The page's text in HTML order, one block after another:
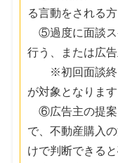
る言動をされる方
⑤過度に面談ス
行う、または広
※初回面談終
が対象となります
⑥広告主の提案
で、不動産購入
けで判断できる